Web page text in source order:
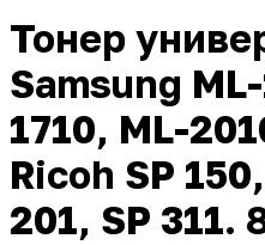
Тонер
Samsung
1710, ML-
Ricoh SP
201, SP 311.